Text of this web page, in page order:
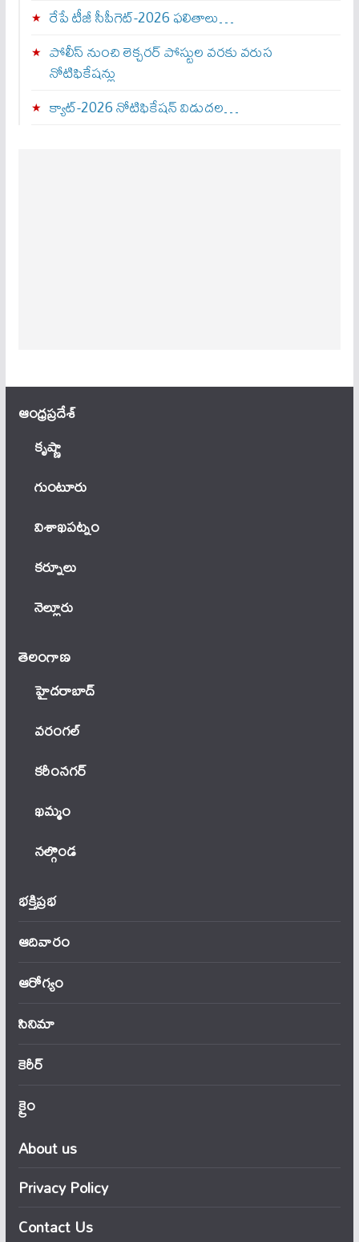
రేపే టీజీ సీపీగెట్‌-2026 ఫలితాలు…
పోలీస్ నుంచి లెక్చరర్ పోస్టుల వరకు వరుస
నోటిఫికేషన్లు
క్యాట్-2026 నోటిఫికేషన్ విడుదల…
ఆంధ్ర‌ప్ర‌దేశ్
కృష్ణా
గుంటూరు
విశాఖపట్నం
కర్నూలు
నెల్లూరు
తెలంగాణ‌
హైదరాబాద్
వ‌రంగ‌ల్
కరీంనగర్
ఖ‌మ్మం
నల్గొండ
భక్తిప్రభ
ఆదివారం
ఆరోగ్యం
సినిమా
కెరీర్
క్రైం
About us
Privacy Policy
Contact Us